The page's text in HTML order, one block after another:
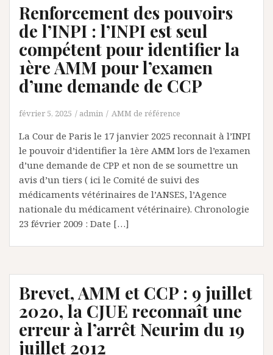
Renforcement des pouvoirs
de l’INPI : l’INPI est seul
compétent pour identifier la
1ère AMM pour l’examen
d’une demande de CCP
février 5, 2025 admin AMM de référence
La Cour de Paris le 17 janvier 2025 reconnait à l’INPI
le pouvoir d’identifier la 1ère AMM lors de l’examen
d’une demande de CPP et non de se soumettre un
avis d’un tiers ( ici le Comité de suivi des
médicaments vétérinaires de l’ANSES, l’Agence
nationale du médicament vétérinaire). Chronologie
23 février 2009 : Date […]
Brevet, AMM et CCP : 9 juillet
2020, la CJUE reconnaît une
erreur à l’arrêt Neurim du 19
juillet 2012